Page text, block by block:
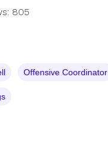
805
Offensive Coordinator